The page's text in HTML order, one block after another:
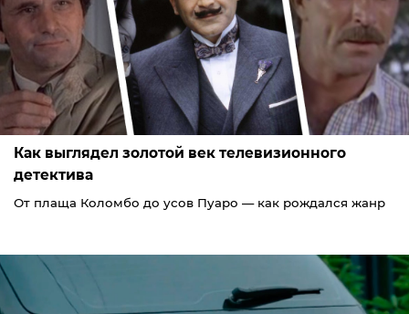
Как выглядел золотой век телевизионного
детектива
От плаща Коломбо до усов Пуаро — как рождался жанр